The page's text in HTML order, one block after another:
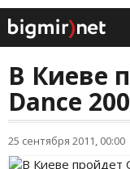
В Киеве
Dance
25 сентября 2011, 00:00